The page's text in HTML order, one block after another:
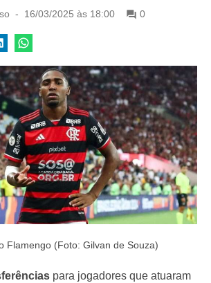
P
s
t
d
o
n
16/03/2025 às 18:00 0
Flamengo (Foto: Gilvan de Souza)
para jogadores que atuaram